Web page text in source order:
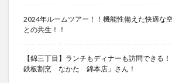
2024年ルームツアー！！機能性備えた快適な
との共生！！
【錦三丁目】ランチもディナーも訪問できる
鉄板割烹 なかた 錦本店」さん！